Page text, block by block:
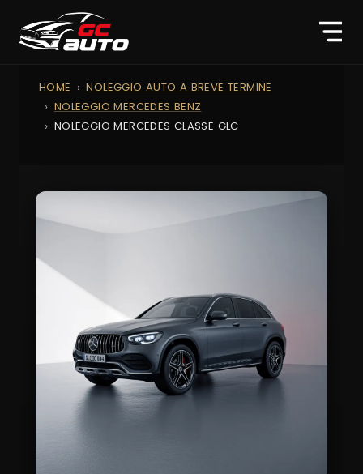
HOME
NOLEGGIO AUTO A BREVE TERMINE
NOLEGGIO MERCEDES BENZ
NOLEGGIO MERCEDES CLASSE GLC